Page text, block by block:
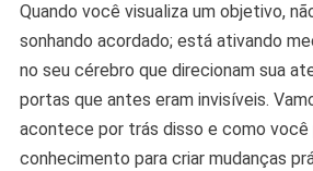
Quando você visualiza um objetivo,
sonhando acordado; está ativando
no seu cérebro que direcionam sua
portas que antes eram invisíveis.
acontece por trás disso e como você
conhecimento para criar mudanças